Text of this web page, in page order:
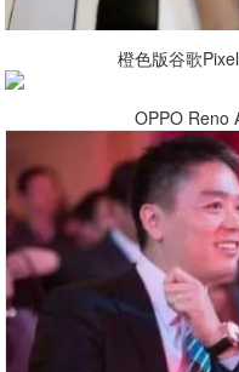
橙色版谷歌
OPPO Reno